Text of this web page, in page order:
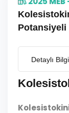
Potansiyeli
Detaylı Bilgi